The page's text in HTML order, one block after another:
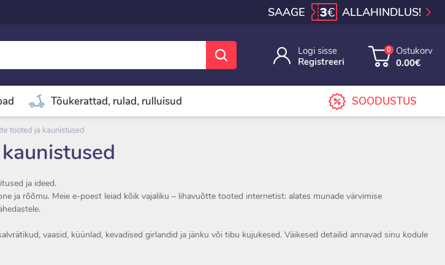
SAAGE 3€ ALLAHINDLUS!
Logi sisse
Registreeri
0
Ostukorv
0.00€
Tõukerattad, rulad, rulluisud SOODUSTUS
tooted ja kaunistused
ja ideed.
ja rõõmu. Meie e-poest leiad kõik vajaliku – lihavuõtte tooted internetist: alates munade värvimise
vaasid, küünlad, kevadised girlandid ja jänku või tibu kujukesed. Väikesed detailid annavad sinu kodule